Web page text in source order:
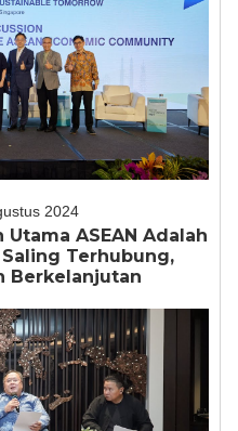
2024
ASEAN Adalah
Terhubung,
Berkelanjutan